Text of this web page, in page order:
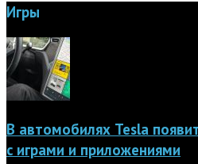
Игры
В автомобилях Tesla
с играми и приложениями